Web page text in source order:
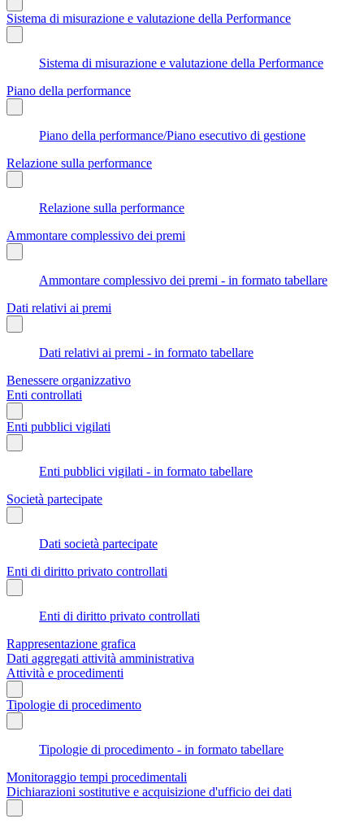
Sistema di misurazione e valutazione della Performance
Sistema di misurazione e valutazione della Performance
Piano della performance
Piano della performance/Piano esecutivo di gestione
Relazione sulla performance
Relazione sulla performance
Ammontare complessivo dei premi
Ammontare complessivo dei premi - in formato tabellare
Dati relativi ai premi
Dati relativi ai premi - in formato tabellare
Benessere organizzativo
Enti controllati
Enti pubblici vigilati
Enti pubblici vigilati - in formato tabellare
Società partecipate
Dati società partecipate
Enti di diritto privato controllati
Enti di diritto privato controllati
Rappresentazione grafica
Dati aggregati attività amministrativa
Attività e procedimenti
Tipologie di procedimento
Tipologie di procedimento - in formato tabellare
Monitoraggio tempi procedimentali
Dichiarazioni sostitutive e acquisizione d'ufficio dei dati